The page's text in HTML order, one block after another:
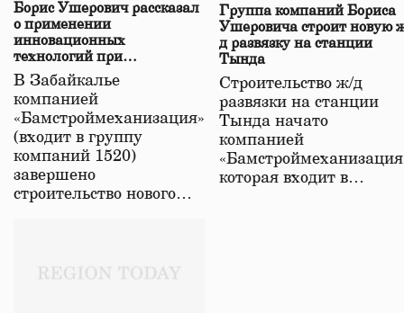
Борис Ушерович рассказал
о применении
инновационных
технологий при
строительстве нового моста
в Забайкалье
В Забайкалье
компанией
«Бамстроймеханизация»
(входит в группу
компаний 1520)
завершено
строительство нового…
Группа компаний Бориса
Ушеровича строит новую
д развязку на станции
Тында
Строительство ж/д
развязки на станции
Тында начато
компанией
которая входит в…